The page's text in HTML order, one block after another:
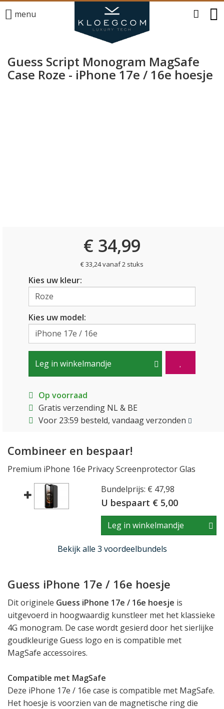
menu
Guess Script Monogram MagSafe
Case Roze - iPhone 17e / 16e hoesje
€ 34,99
€ 33,24 vanaf 2 stuks
Kies uw kleur:
Kies uw model:
Leg in winkelmandje
Op voorraad
Gratis verzending NL & BE
Voor 23:59 besteld, vandaag verzonden
Combineer en bespaar!
Premium iPhone 16e Privacy Screenprotector Glas
Bundelprijs: € 47,98
U bespaart € 5,00
Leg in winkelmandje
Bekijk alle 3 voordeelbundels
Guess iPhone 17e / 16e hoesje
Dit originele Guess iPhone 17e / 16e hoesje is
uitgevoerd in hoogwaardig kunstleer met het klassieke
4G monogram. De case wordt gesierd door het sierlijke
goudkleurige Guess logo en is compatible met
MagSafe accessoires.
Compatible met MagSafe
Deze iPhone 17e / 16e case is compatible met MagSafe.
Het hoesje is voorzien van de magnetische ring die